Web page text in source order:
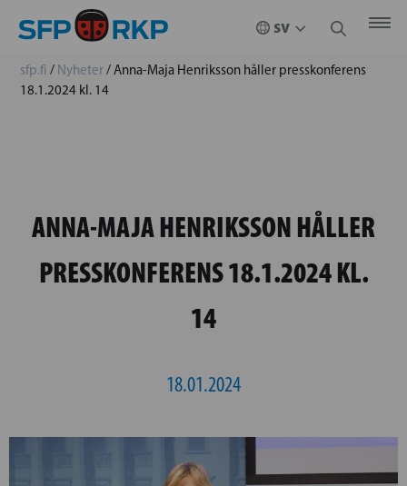
sfp.fi / Nyheter/Anna-Maja Henriksson håller presskonferens
18.1.2024 kl. 14
ANNA-MAJA HENRIKSSON HÅLLER
PRESSKONFERENS 18.1.2024 KL.
14
18.01.2024